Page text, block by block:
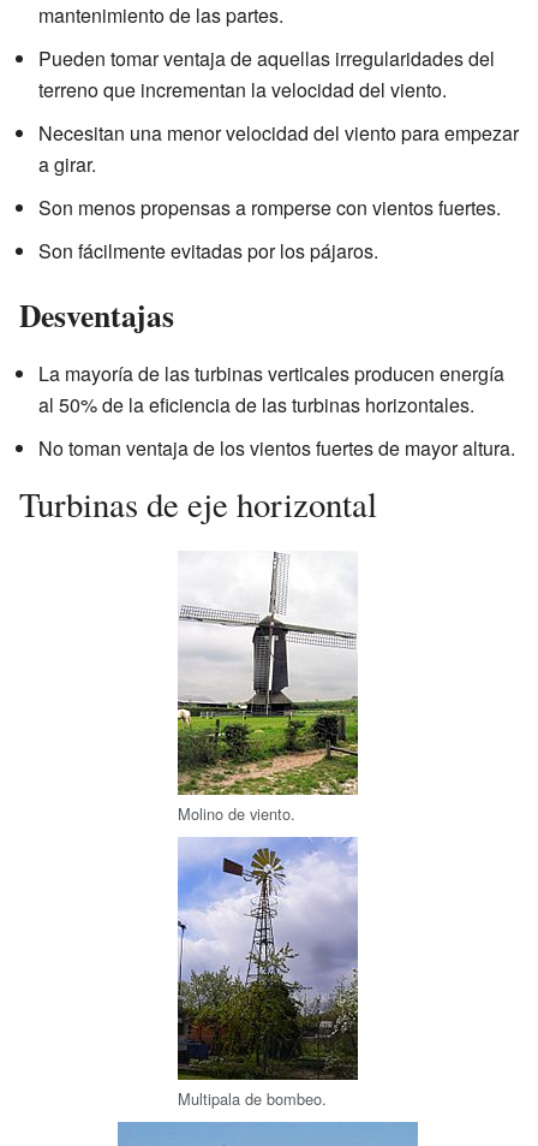
mantenimiento de las partes.
Pueden tomar ventaja de aquellas irregularidades del
terreno que incrementan la velocidad del viento.
Necesitan una menor velocidad del viento para empezar
a girar.
Son menos propensas a romperse con vientos fuertes.
Son fácilmente evitadas por los pájaros.
Desventajas
La mayoría de las turbinas verticales producen energía
al 50% de la eficiencia de las turbinas horizontales.
No toman ventaja de los vientos fuertes de mayor altura.
Turbinas de eje horizontal
Molino de viento.
Multipala de bombeo.